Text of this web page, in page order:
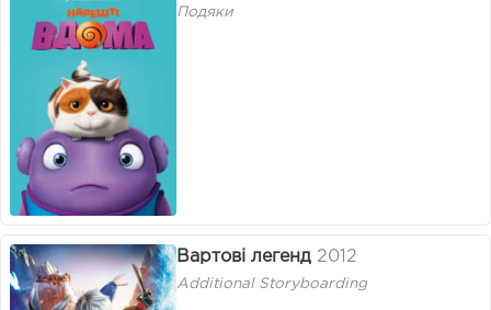
Подяки
Вартові легенд 2012
Additional Storyboarding